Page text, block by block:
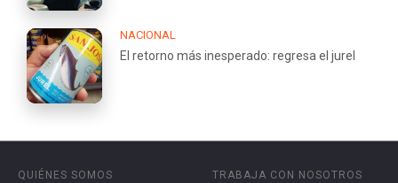
NACIONAL
El retorno más inesperado: regresa el jurel
QUIÉNES SOMOS
TRABAJA CON NOSOTROS